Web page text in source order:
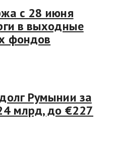
с 28 июня
в выходные
фондов
Румынии за
млрд, до €227